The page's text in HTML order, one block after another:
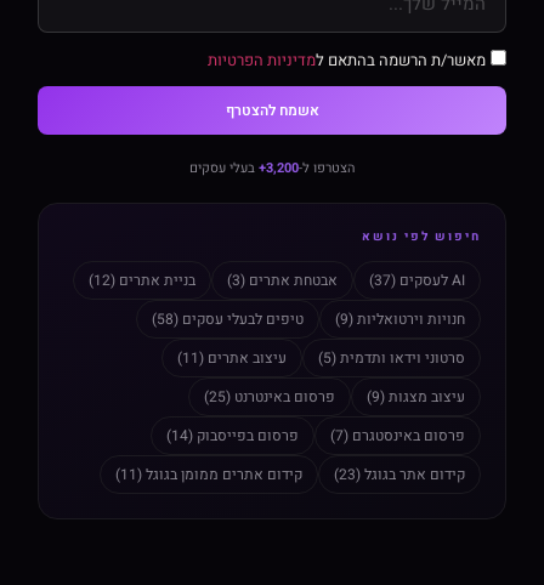
מאשר/ת הרשמה בהתאם למדיניות הפרטיות
אשמח להצטרף
הצטרפו ל-3,200+ בעלי עסקים
חיפוש לפי נושא
AI לעסקים (37) אבטחת אתרים (3)
בניית אתרים (12)
חנויות וירטואליות (9)
טיפים לבעלי עסקים (58)
סרטוני וידאו ותדמית (5)
עיצוב אתרים (11)
עיצוב מצגות (9)
פרסום באינטרנט (25)
פרסום באינסטגרם (7)
פרסום בפייסבוק (14)
קידום אתר בגוגל (23)
קידום אתרים ממומן בגוגל (11)